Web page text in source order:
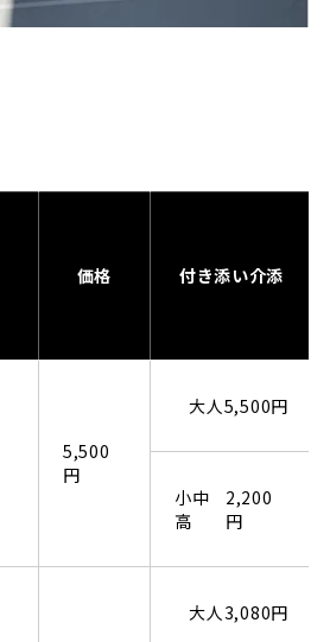
価格 付き添い介添
5,500
円
大人 5,500円
小中
高
2,200
円
大人 3,080円